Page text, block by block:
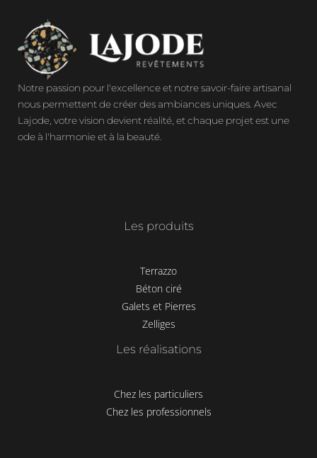
Notre passion pour l'excellence et notre savoir-faire artisanal
nous permettent de créer des ambiances uniques. Avec
Lajode, votre vision devient réalité, et chaque projet est une
ode à l'harmonie et à la beauté.
Les produits
Terrazzo
Béton ciré
Galets et Pierres
Zelliges
Les réalisations
Chez les particuliers
Chez les professionnels